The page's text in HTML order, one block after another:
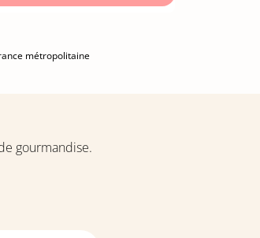
métropolitaine
gourmandise.